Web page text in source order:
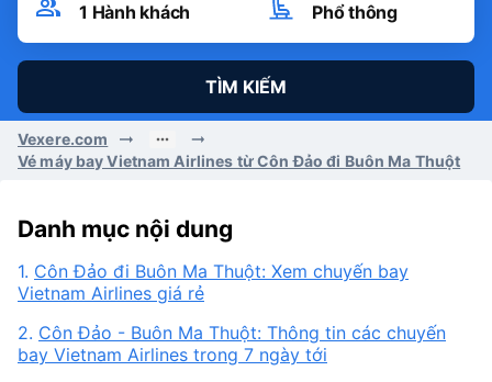
1 Hành khách Phổ thông
TÌM KIẾM
Vexere.com
Vé máy bay Vietnam Airlines từ Côn Đảo đi Buôn Ma Thuột
Danh mục nội dung
1. Côn Đảo đi Buôn Ma Thuột: Xem chuyến bay
Vietnam Airlines giá rẻ
2. Côn Đảo - Buôn Ma Thuột: Thông tin các chuyến
bay Vietnam Airlines trong 7 ngày tới